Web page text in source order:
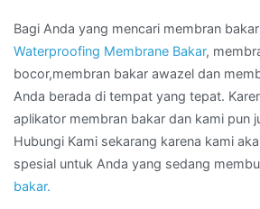
Bagi Anda yang mencari membran
Waterproofing Membrane Bakar,
bocor,membran bakar awazel dan
Anda berada di tempat yang tepat.
aplikator membran bakar dan kami pun
Hubungi Kami sekarang karena kami
spesial untuk Anda yang sedang
bakar.